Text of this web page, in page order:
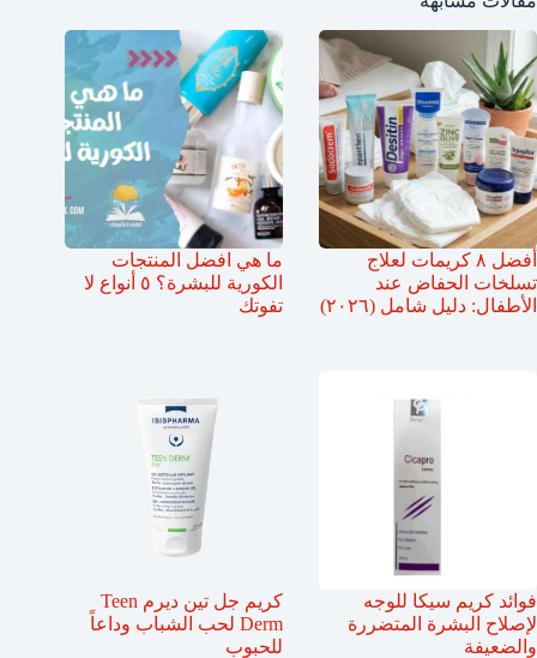
أفضل ٨ كريمات لعلاج
تسلخات الحفاض عند
الأطفال: دليل شامل (٢٠٢٦)
ما هي افضل المنتجات
الكورية للبشرة؟ ٥ أنواع لا
تفوتك
فوائد كريم سيكا للوجه
لإصلاح البشرة المتضررة
والضعيفة
كريم جل تين ديرم Teen
Derm لحب الشباب وداعاً
للحبوب